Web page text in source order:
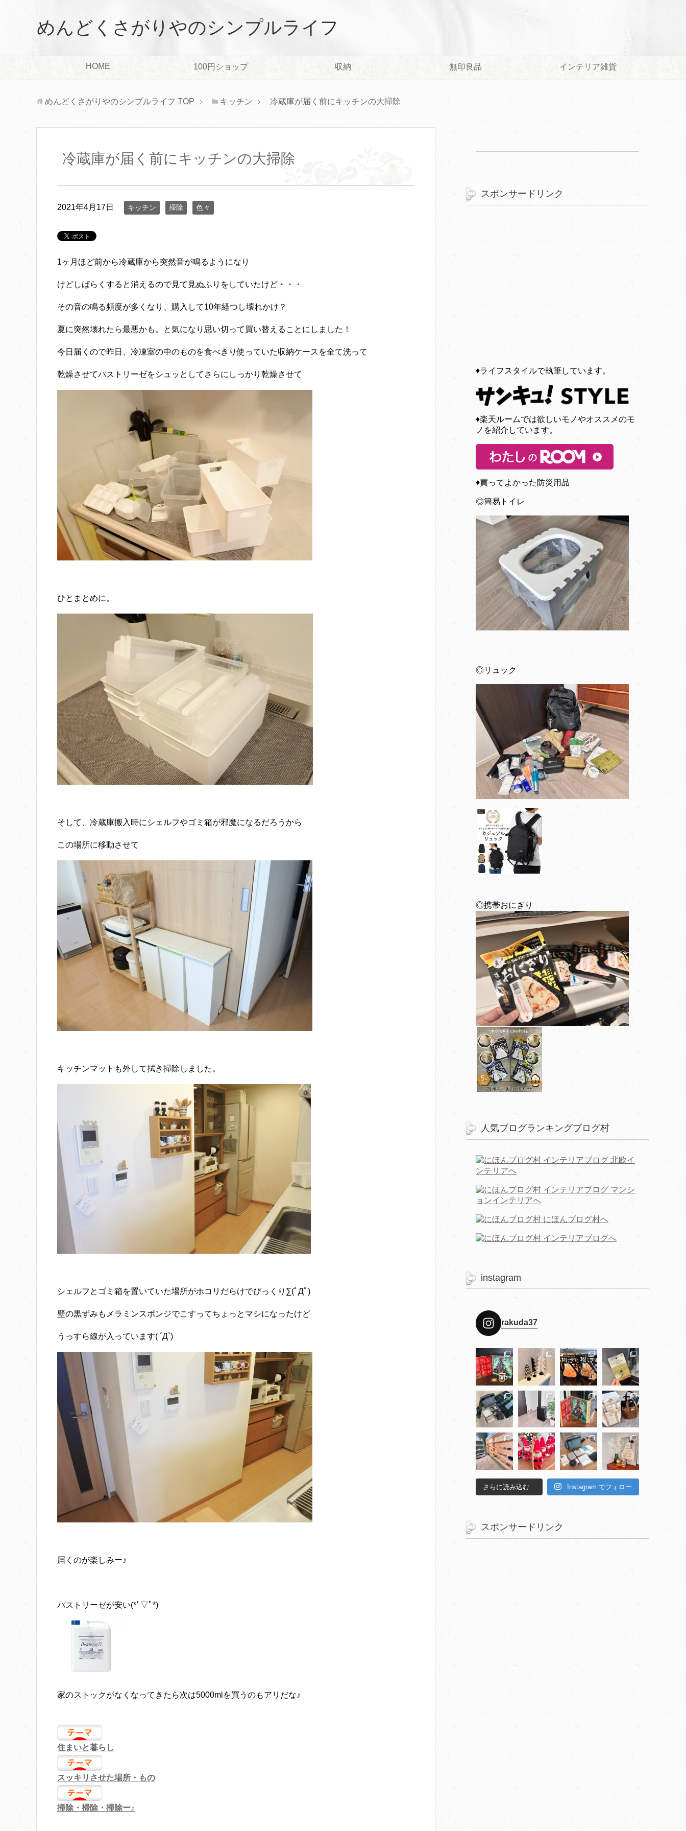
めんどくさがりやのシンプルライフ
HOME 100円ショップ 収納 無印良品 インテリア雑貨
めんどくさがりやのシンプルライフ TOP キッチン 冷蔵庫が届く前にキッチンの大掃除
冷蔵庫が届く前にキッチンの大掃除
2021年4月17日 キッチン 掃除 色々
1ヶ月ほど前から冷蔵庫から突然音が鳴るようになり
けどしばらくすると消えるので見て見ぬふりをしていたけど・・・
その音の鳴る頻度が多くなり、購入して10年経つし壊れかけ？
夏に突然壊れたら最悪かも。と気になり思い切って買い替えることにしました！
今日届くので昨日、冷凍室の中のものを食べきり使っていた収納ケースを全て洗って
乾燥させてパストリーゼをシュッとしてさらにしっかり乾燥させて
ひとまとめに。
そして、冷蔵庫搬入時にシェルフやゴミ箱が邪魔になるだろうから
この場所に移動させて
キッチンマットも外して拭き掃除しました。
シェルフとゴミ箱を置いていた場所がホコリだらけでびっくり∑(ﾟДﾟ)
壁の黒ずみもメラミンスポンジでこすってちょっとマシになったけど
うっすら線が入っています( ´Д`)
届くのが楽しみー♪
パストリーゼが安い(*ﾟ▽ﾟ*)
家のストックがなくなってきたら次は5000mlを買うのもアリだな♪
住まいと暮らし
スッキリさせた場所・もの
掃除・掃除・掃除ー♪
スポンサードリンク
♦︎ライフスタイルで執筆しています。
♦︎楽天ルームでは欲しいモノやオススメのモ
ノを紹介しています。
♦︎買ってよかった防災用品
◎簡易トイレ
◎リュック
◎携帯おにぎり
人気ブログランキングブログ村
instagram
rakuda37
さらに読み込む... Instagram でフォロー
スポンサードリンク